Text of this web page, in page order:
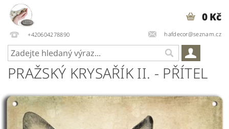
+420604278890 hafdecor@seznam.cz
0 Kč
PRAŽSKÝ KRYSAŘÍK II. - PŘÍTEL